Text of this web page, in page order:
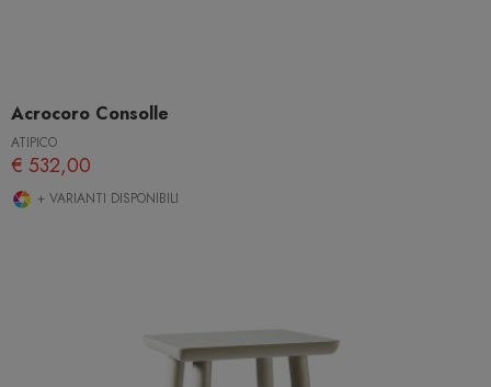
Acrocoro Consolle
ATIPICO
€ 532,00
+ VARIANTI DISPONIBILI